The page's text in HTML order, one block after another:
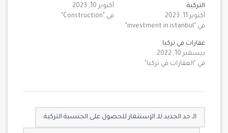
التركية
أكتوبر 11, 2023
في "investment in istanbul"
أكتوبر 10, 2023
في "Construction"
عقارات في تركيا
ديسمبر 10, 2022
في "العقارات في تركيا"
الـ حد الجديد للـ الإستثمار للحصول على الجنسية التركية